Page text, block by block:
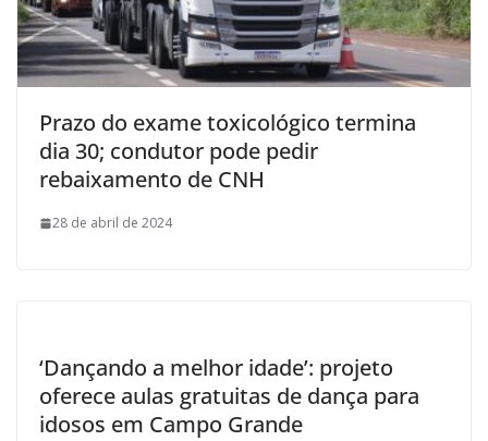
Prazo do exame toxicológico termina
dia 30; condutor pode pedir
rebaixamento de CNH
28 de abril de 2024
‘Dançando a melhor idade’: projeto
oferece aulas gratuitas de dança para
idosos em Campo Grande